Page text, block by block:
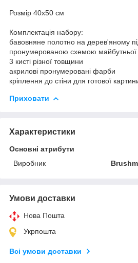
Розмір 40x50 см
Комплектація набору:
бавовняне полотно на дерев'яному
пронумерованою схемою майбутньої
3 кисті різної товщини
акрилові пронумеровані фарби
кріплення до стіни для готової
Приховати
Характеристики
Основні атрибути
Виробник
Умови доставки
Нова Пошта
Укрпошта
Всі умови доставки